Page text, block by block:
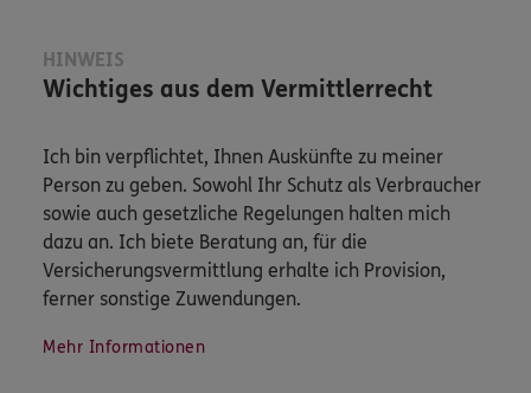
HINWEIS
Wichtiges aus dem Vermittlerrecht
Ich bin verpflichtet, Ihnen Auskünfte zu meiner
Person zu geben. Sowohl Ihr Schutz als Verbraucher
sowie auch gesetzliche Regelungen halten mich
dazu an. Ich biete Beratung an, für die
Versicherungsvermittlung erhalte ich Provision,
ferner sonstige Zuwendungen.
Mehr Informationen